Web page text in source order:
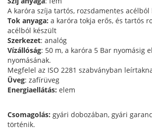
A karóra szíja tartós, rozsdamentes acélból
Tok anyaga: a karóra tokja erős, és tartós
acélból készült
Szerkezet: analóg
Vízállóság: 50 m, a karóra 5 Bar nyomásig
nyomásának.
Megfelel az ISO 2281 szabványban
Üveg: zafírüveg
Energiaellátás: elem
Csomagolás: gyári dobozában, gyári
történik.